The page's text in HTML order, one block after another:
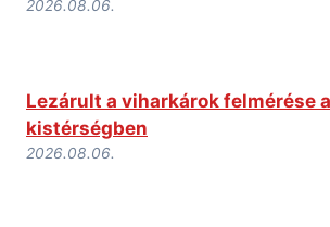
2026.08.06.
Lezárult a viharkárok felmérése
kistérségben
2026.08.06.